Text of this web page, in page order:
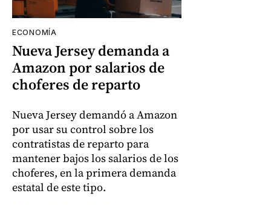
ECONOMÍA
Nueva Jersey demanda a
Amazon por salarios de
choferes de reparto
Nueva Jersey demandó a Amazon
por usar su control sobre los
contratistas de reparto para
mantener bajos los salarios de los
choferes, en la primera demanda
estatal de este tipo.